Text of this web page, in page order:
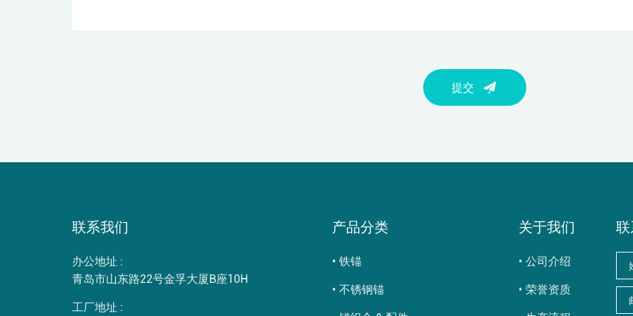
提交
联系我们
办公地址 :
青岛市山东路22号金孚大厦B座10H
工厂地址 :
产品分类
铁锚
不锈钢锚
关于我们
公司介绍
荣誉资质